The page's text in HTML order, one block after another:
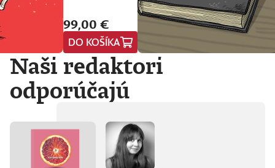
99,00 €
DO KOŠÍKA
Naši redaktori
odporúčajú